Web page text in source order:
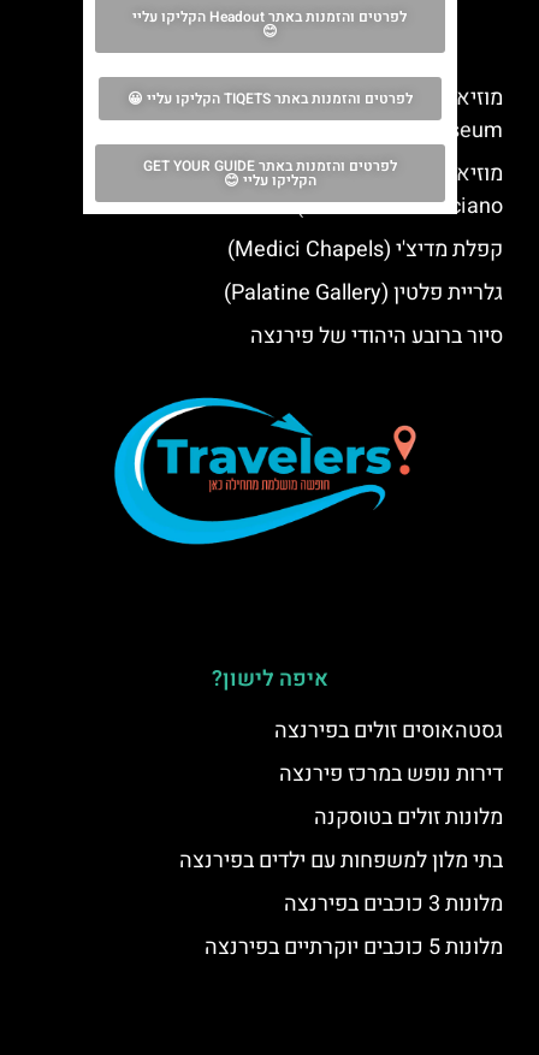
מה אסור לפספס
מוזיאון הדואומו של פירנצה (Opera del Duomo
Museum)
מוזיאון הכדורגל של פירנצה (Italian Football
Museum Coverciano)
קפלת מדיצ'י (Medici Chapels)
גלריית פלטין (Palatine Gallery)
סיור ברובע היהודי של פירנצה
איפה לישון?
גסטהאוסים זולים בפירנצה
דירות נופש במרכז פירנצה
מלונות זולים בטוסקנה
בתי מלון למשפחות עם ילדים בפירנצה
מלונות 3 כוכבים בפירנצה
מלונות 5 כוכבים יוקרתיים בפירנצה
לפרטים והזמנות באתר Headout הקליקו עליי
😊
לפרטים והזמנות באתר TIQETS הקליקו עליי 😀
לפרטים והזמנות באתר GET YOUR GUIDE
הקליקו עליי 😊